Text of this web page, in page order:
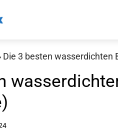
Die 3 besten wasserdichten